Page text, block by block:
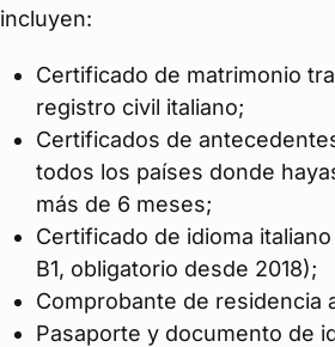
incluyen:
Certificado de matrimonio
registro civil italiano;
Certificados de
todos los países donde
más de 6 meses;
Certificado de idioma
B1, obligatorio desde 2018);
Comprobante de residencia
Pasaporte y documento de